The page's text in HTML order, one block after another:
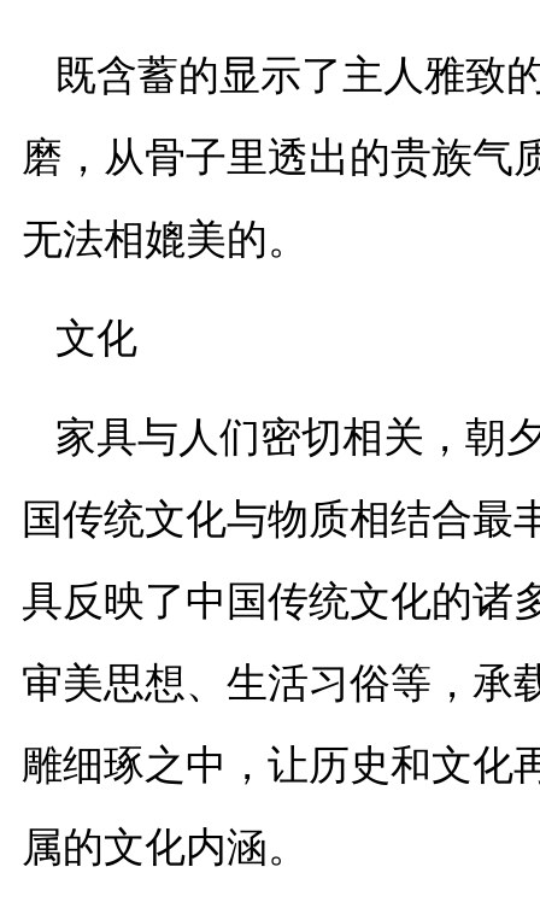
既含蓄的显示了主人雅致
磨，从骨子里透出的贵族气
无法相媲美的。
文化
家具与人们密切相关，朝
国传统文化与物质相结合最
具反映了中国传统文化的诸
审美思想、生活习俗等，承
雕细琢之中，让历史和文化
属的文化内涵。